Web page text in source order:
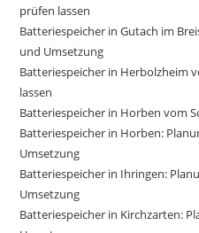
prüfen lassen
Batteriespeicher in Gutach im
und Umsetzung
Batteriespeicher in Herbolzheim
lassen
Batteriespeicher in Horben vom
Batteriespeicher in Horben:
Umsetzung
Batteriespeicher in Ihringen:
Umsetzung
Batteriespeicher in Kirchzarten: